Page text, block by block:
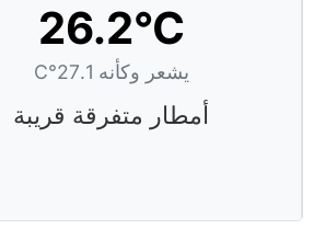
26.2°C
يشعر وكأنه 27.1°C
أمطار متفرقة قريبة